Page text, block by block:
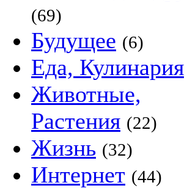
(69)
Будущее (6)
Еда, Кулинария
Животные,
Растения (22)
Жизнь (32)
Интернет (44)